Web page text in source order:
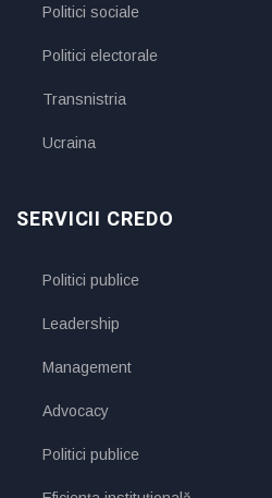
Politici sociale
Politici electorale
Transnistria
Ucraina
SERVICII CREDO
Politici publice
Leadership
Management
Advocacy
Politici publice